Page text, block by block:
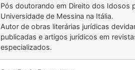
Pós doutorando em Direito dos Idosos
Universidade de Messina na Itália.
Autor de obras literárias jurídicas
publicadas e artigos jurídicos em
especializados.